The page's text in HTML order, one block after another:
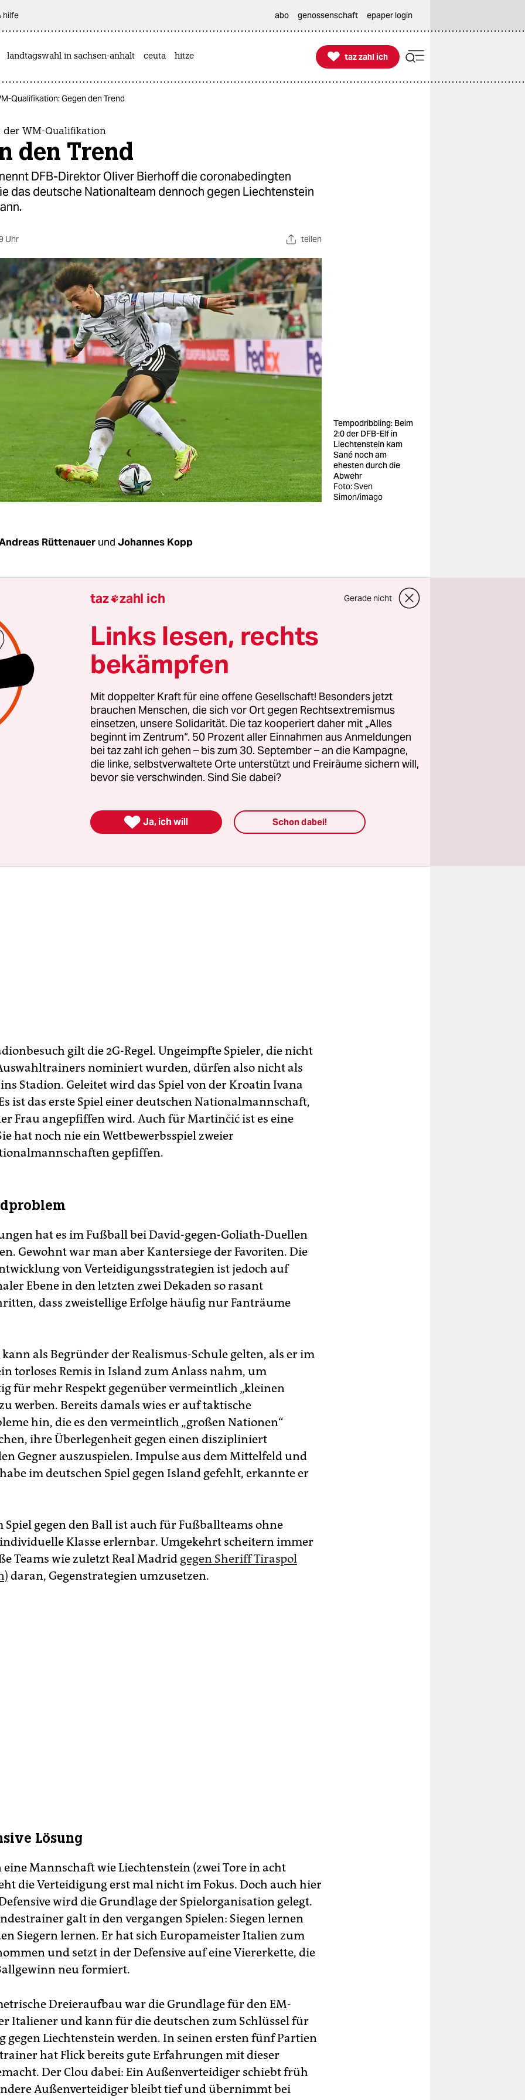
hilfe abo genossenschaft epaper login
landtagswahl in sachsen-anhalt ceuta hitze 
taz zahl ich
taz zahl ich
Qualifikation: Gegen den Trend
der WM-Qualifikation
den Trend
DFB-Direktor Oliver Bierhoff die coronabedingten
das deutsche Nationalteam dennoch gegen Liechtenstein
Uhr teilen
Tempodribbling: Beim
2:0 der DFB-Elf in
Liechtenstein kam
Sané noch am
ehesten durch die
Abwehr
Foto: Sven
Simon/imago
Rüttenauer und Johannes Kopp
Entscheidungen in der WM-Qualifikationsgruppe J
gefallen. Deutschland steht als Gruppensieger fest und
ist der letzte Platz nicht mehr zu nehmen. Beide
können also befreit aufspielen. Gekickt wird am
ab 20.45 Uhr in Wolfsburg, der Heimat des Hauptsponsors
Wer sich ein Ticket ergattern konnte (Preise zwischen 25
bekommt vor Ort ein Trikot der Nationalmannschaft in
L. Für Ehrengast Joachim Löw,den langjährigen
Nationalmannschaft, dem in Wolfsburg 136 Tage nach dem
bei der EM gegen England, so etwas wie ein
gilt die 2G-Regel. Ungeimpfte Spieler, die nicht
nominiert wurden, dürfen also nicht als
Stadion. Geleitet wird das Spiel von der Kroatin Ivana
ist das erste Spiel einer deutschen Nationalmannschaft,
Frau angepfiffen wird. Auch für Martinčić ist es eine
hat noch nie ein Wettbewerbsspiel zweier
gepfiffen.
hat es im Fußball bei David-gegen-Goliath-Duellen
Gewohnt war man aber Kantersiege der Favoriten. Die
von Verteidigungsstrategien ist jedoch auf
Ebene in den letzten zwei Dekaden so rasant
dass zweistellige Erfolge häufig nur Fanträume
als Begründer der Realismus-Schule gelten, als er im
torloses Remis in Island zum Anlass nahm, um
für mehr Respekt gegenüber vermeintlich „kleinen
werben. Bereits damals wies er auf taktische
hin, die es den vermeintlich „großen Nationen“
ihre Überlegenheit gegen einen diszipliniert
Gegner auszuspielen. Impulse aus dem Mittelfeld und
im deutschen Spiel gegen Island gefehlt, erkannte er
Spiel gegen den Ball ist auch für Fußballteams ohne
Klasse erlernbar. Umgekehrt scheitern immer
Teams wie zuletzt Real Madrid gegen Sheriff Tiraspol
daran, Gegenstrategien umzusetzen.
Lösung
eine Mannschaft wie Liechtenstein (zwei Tore in acht
die Verteidigung erst mal nicht im Fokus. Doch auch hier
wird die Grundlage der Spielorganisation gelegt.
galt in den vergangen Spielen: Siegen lernen
Siegern lernen. Er hat sich Europameister Italien zum
und setzt in der Defensive auf eine Viererkette, die
neu formiert.
Dreieraufbau war die Grundlage für den EM-
Italiener und kann für die deutschen zum Schlüssel für
gegen Liechtenstein werden. In seinen ersten fünf Partien
hat Flick bereits gute Erfahrungen mit dieser
Der Clou dabei: Ein Außenverteidiger schiebt früh
Außenverteidiger bleibt tief und übernimmt bei
taz zahl ich Gerade nicht
Links lesen, rechts
bekämpfen
Mit doppelter Kraft für eine offene Gesellschaft! Besonders jetzt
brauchen Menschen, die sich vor Ort gegen Rechtsextremismus
einsetzen, unsere Solidarität. Die taz kooperiert daher mit „Alles
beginnt im Zentrum“. 50 Prozent aller Einnahmen aus Anmeldungen
bei taz zahl ich gehen – bis zum 30. September – an die Kampagne,
die linke, selbstverwaltete Orte unterstützt und Freiräume sichern will,
bevor sie verschwinden. Sind Sie dabei?
 Ja, ich will Schon dabei!